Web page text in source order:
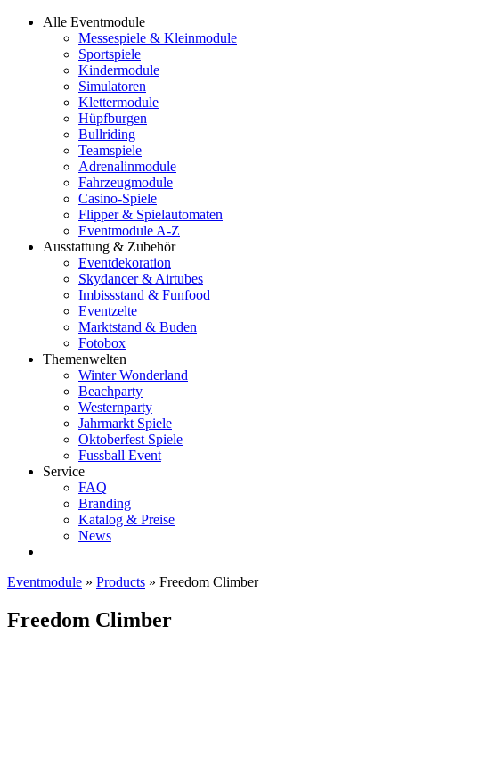
Alle Eventmodule
Messespiele & Kleinmodule
Sportspiele
Kindermodule
Simulatoren
Klettermodule
Hüpfburgen
Bullriding
Teamspiele
Adrenalinmodule
Fahrzeugmodule
Casino-Spiele
Flipper & Spielautomaten
Eventmodule A-Z
Ausstattung & Zubehör
Eventdekoration
Skydancer & Airtubes
Imbissstand & Funfood
Eventzelte
Marktstand & Buden
Fotobox
Themenwelten
Winter Wonderland
Beachparty
Westernparty
Jahrmarkt Spiele
Oktoberfest Spiele
Fussball Event
Service
FAQ
Branding
Katalog & Preise
News
Eventmodule » Products » Freedom Climber
Freedom Climber